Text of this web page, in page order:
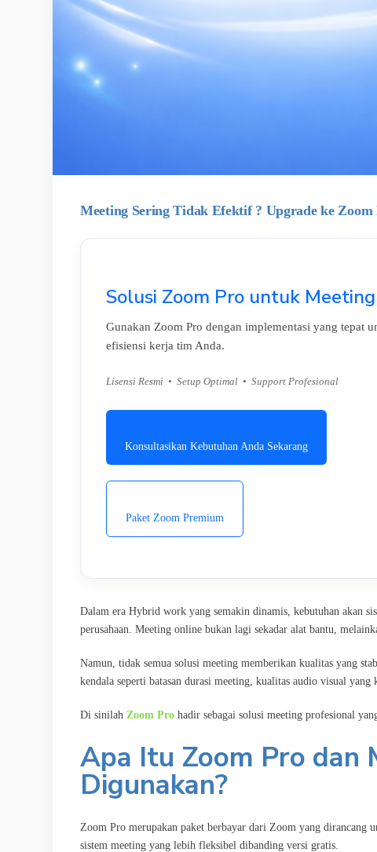
Meeting Sering Tidak Efektif ? Upgrade ke Zoom
Solusi Zoom Pro untuk
Gunakan Zoom Pro dengan implementasi yang tepat
efisiensi kerja tim Anda.
Lisensi Resmi • Setup Optimal • Support Profesional
Konsultasikan Kebutuhan Anda Sekarang
Paket Zoom Premium
Dalam era Hybrid work yang semakin dinamis, kebutuhan akan
perusahaan. Meeting online bukan lagi sekadar alat bantu,
Namun, tidak semua solusi meeting memberikan kualitas yang
kendala seperti batasan durasi meeting, kualitas audio visual
Di sinilah Zoom Pro hadir sebagai solusi meeting profesional
Apa Itu Zoom Pro dan
Digunakan?
Zoom Pro merupakan paket berbayar dari Zoom yang dirancang
sistem meeting yang lebih fleksibel dibanding versi gratis.